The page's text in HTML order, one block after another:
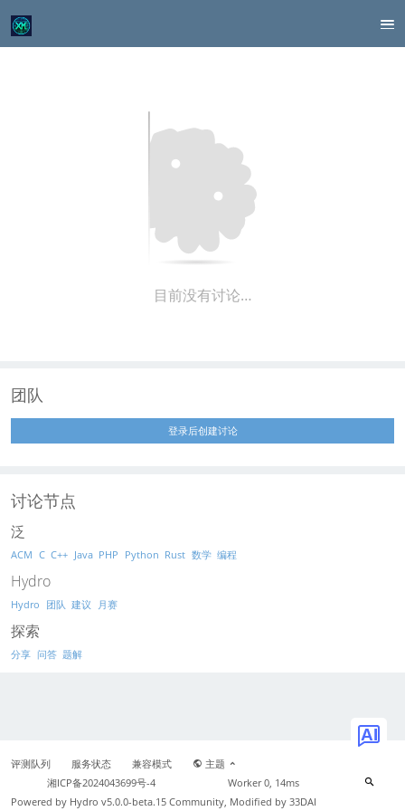
目前没有讨论…
团队
登录后创建讨论
讨论节点
泛
ACM C C++ Java PHP Python Rust 数学 编程
Hydro
Hydro 团队 建议 月赛
探索
分享 问答 题解
评测队列 服务状态 兼容模式
主题
湘ICP备2024043699号-4
Worker 0, 14ms
Powered by Hydro v5.0.0-beta.15 Community, Modified by 33DAI
AI